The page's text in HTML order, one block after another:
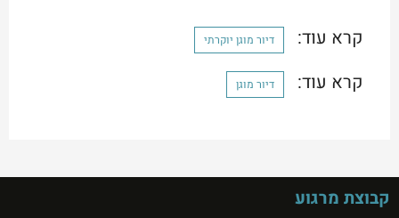
קרא עוד: דיור מוגן יוקרתי
קרא עוד: דיור מוגן
קבוצת מרגוע